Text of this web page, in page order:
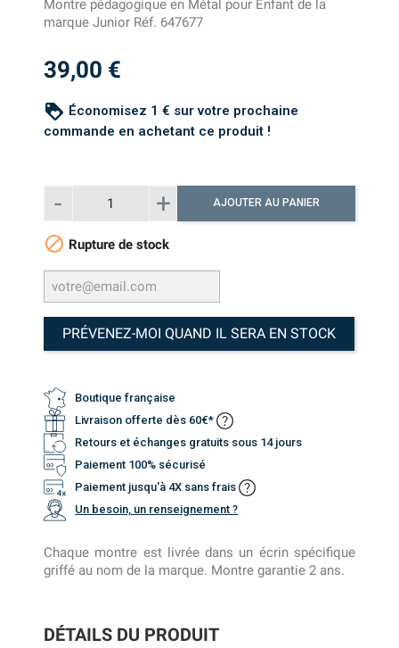
DÉTAILS DU PRODUIT
Montre pédagogique en Métal pour Enfant de la
marque Junior Réf. 647677
39,00 €
loyalty Économisez 1 € sur votre prochaine
commande en achetant ce produit !
AJOUTER AU PANIER
 Rupture de stock
PRÉVENEZ-MOI QUAND IL SERA EN STOCK
Boutique française
Livraison offerte dès 60€*
Retours et échanges gratuits sous 14 jours
Paiement 100% sécurisé
Paiement jusqu'à 4X sans frais
Un besoin, un renseignement ?
Chaque montre est livrée dans un écrin spécifique
griffé au nom de la marque. Montre garantie 2 ans.